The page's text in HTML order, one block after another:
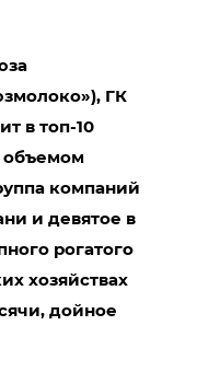
ГК
в топ-10
объемом
компаний
и девятое в
рогатого
хозяйствах
дойное